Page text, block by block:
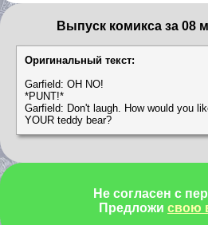
Выпуск комикса за 08
Оригинальный текст:
Garfield: OH NO!
*PUNT!*
Garfield: Don't laugh. How would you
YOUR teddy bear?
Не согласен с
Предложи свою